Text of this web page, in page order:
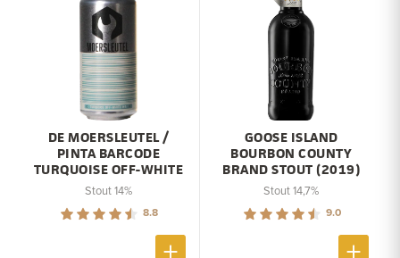
DE MOERSLEUTEL /
PINTA BARCODE
TURQUOISE OFF-WHITE
Stout 14%
8.8
GOOSE ISLAND
BOURBON COUNTY
BRAND STOUT (2019)
Stout 14,7%
9.0